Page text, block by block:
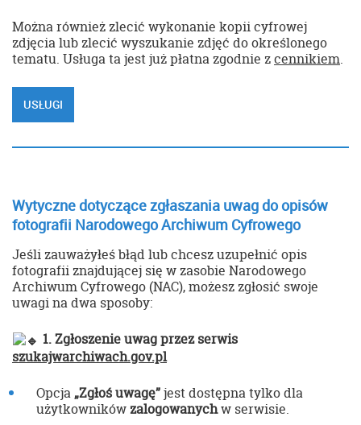
Można również zlecić wykonanie kopii cyfrowej
zdjęcia lub zlecić wyszukanie zdjęć do określonego
tematu. Usługa ta jest już płatna zgodnie zcennikiem.
USŁUGI
Wytyczne dotyczące zgłaszania uwag do opisów
fotografii Narodowego Archiwum Cyfrowego
Jeśli zauważyłeś błąd lub chcesz uzupełnić opis
fotografii znajdującej się w zasobie Narodowego
Archiwum Cyfrowego (NAC), możesz zgłosić swoje
uwagi na dwa sposoby:
1. Zgłoszenie uwag przez serwis
szukajwarchiwach.gov.pl
Opcja „Zgłoś uwagę”jest dostępna tylko dla
użytkownikówzalogowanychw serwisie.